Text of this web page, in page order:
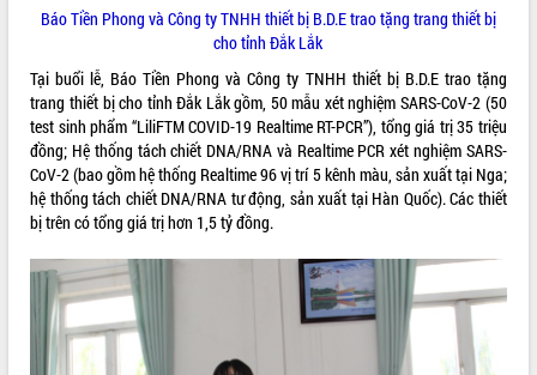
VIDEO
Không có file video nào để phát.
Báo Tiền Phong và Công ty TNHH thiết bị B.D.E trao tặng trang thiết bị
cho tỉnh Đắk Lắk
Tại buổi lễ, Báo Tiền Phong và Công ty TNHH thiết bị B.D.E trao tặng
trang thiết bị cho tỉnh Đắk Lắk gồm, 50 mẫu xét nghiệm SARS-CoV-2 (50
test sinh phẩm “LiliFTM COVID-19 Realtime RT-PCR”), tổng giá trị 35 triệu
đồng; Hệ thống tách chiết DNA/RNA và Realtime PCR xét nghiệm SARS-
CoV-2 (bao gồm hệ thống Realtime 96 vị trí 5 kênh màu, sản xuất tại Nga;
hệ thống tách chiết DNA/RNA tư động, sản xuất tại Hàn Quốc). Các thiết
bị trên có tổng giá trị hơn 1,5 tỷ đồng.